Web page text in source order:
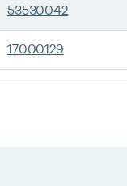
53530042
17000129